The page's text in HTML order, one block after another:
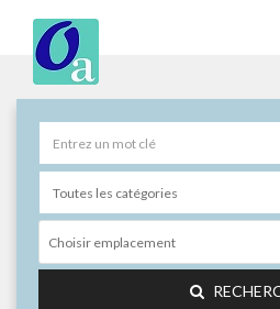
Choisir emplacement